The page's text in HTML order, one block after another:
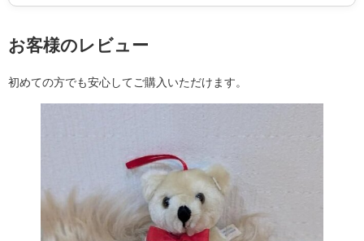
お客様のレビュー
初めての方でも安心してご購入いただけます。